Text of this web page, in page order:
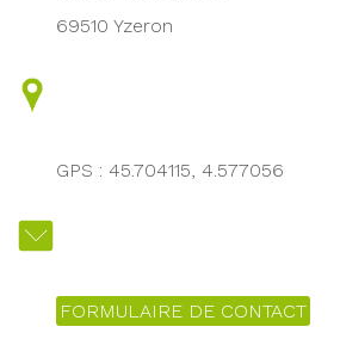
69510 Yzeron
GPS : 45.704115, 4.577056
FORMULAIRE DE CONTACT